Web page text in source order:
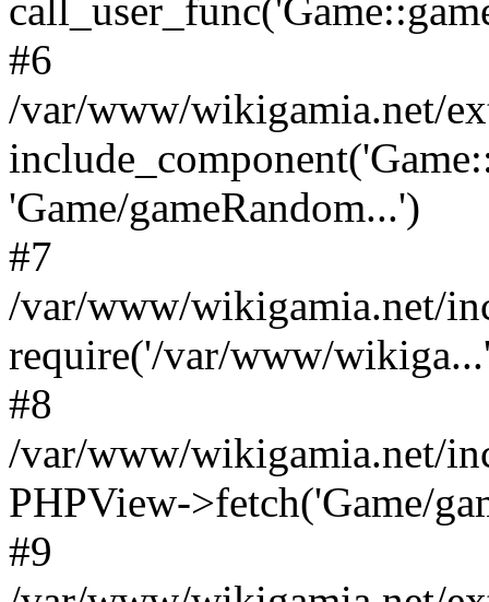
#6
/var/www/wikigamia.net/
'Game/gameRandom...')
#7
/var/www/wikigamia.net/
require('/var/www/
#8
/var/www/wikigamia.net/
PHPView->fetch('Game/
#9